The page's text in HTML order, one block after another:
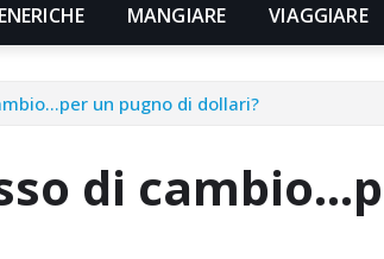
MANGIARE VIAGGIARE
un pugno di dollari?
di